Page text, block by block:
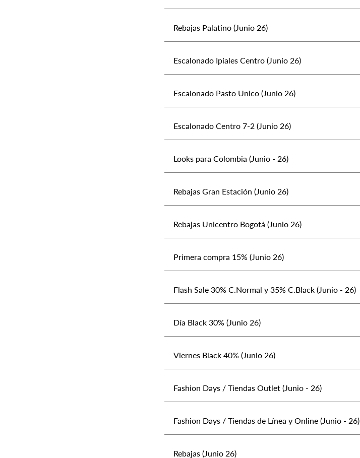
Rebajas Palatino (Junio 26)
Escalonado Ipiales Centro (Junio 26)
Escalonado Pasto Unico (Junio 26)
Escalonado Centro 7-2 (Junio 26)
Looks para Colombia (Junio - 26)
Rebajas Gran Estación (Junio 26)
Rebajas Unicentro Bogotá (Junio 26)
Primera compra 15% (Junio 26)
Flash Sale 30% C.Normal y 35% C.Black (Junio - 26)
Día Black 30% (Junio 26)
Viernes Black 40% (Junio 26)
Fashion Days / Tiendas Outlet (Junio - 26)
Fashion Days / Tiendas de Línea y Online (Junio - 26)
Rebajas (Junio 26)